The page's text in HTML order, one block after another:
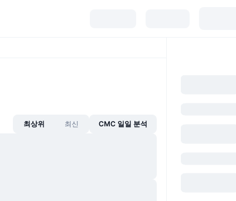
최상위 최신 CMC 일일 분석